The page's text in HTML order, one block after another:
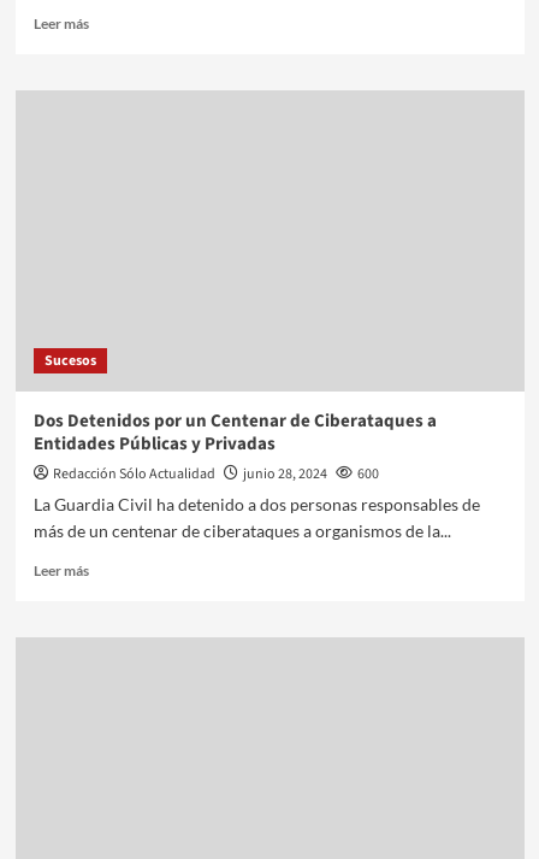
Leer más
Sucesos
Dos Detenidos por un Centenar de Ciberataques a
Entidades Públicas y Privadas
Redacción Sólo Actualidad junio 28, 2024
600
La Guardia Civil ha detenido a dos personas responsables de
más de un centenar de ciberataques a organismos de la...
Leer más